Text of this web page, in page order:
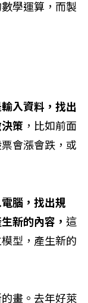
學運算，而製
入資料，找出
策 ，比如前面
會漲會跌，或
腦，找出規
新的內容， 這
型，產生新的
畫。去年好萊